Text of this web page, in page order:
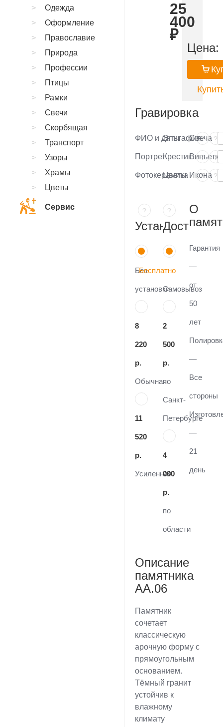
25
400
₽
Цена:
Гравировка
ФИО и даты ?
Портрет ?
Фотокерамика ?
Эпитафия ?
Крестик ?
Цветы ?
Свеча
Виньетка
Икона
?
Установка
Без
установки
8
220
р.
Обычная
11
520
р.
Усиленная
?
Доставка
Бесплатно
Самовывоз
2
500
р.
по
Санкт-
Петербурге
4
000
р.
по
области
О
Гарантия
—
от
50
лет
—
Все
стороны
—
21
день
Описание
памятника
AA.06
Памятник
сочетает
классическую
арочную форму с
прямоугольным
основанием.
Тёмный гранит
устойчив к
влажному
климату
Одежда
Оформление
Православие
Природа
Профессии
Птицы
Рамки
Свечи
Скорбящая
Транспорт
Узоры
Храмы
Цветы
Сервис